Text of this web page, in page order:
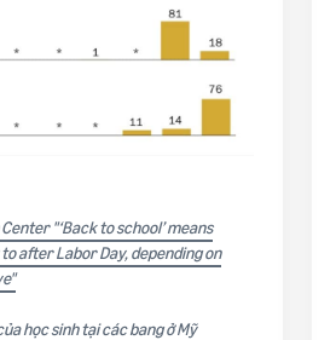
"‘Back to school’ means
after Labor Day, depending on
học sinh tại các bang ở Mỹ